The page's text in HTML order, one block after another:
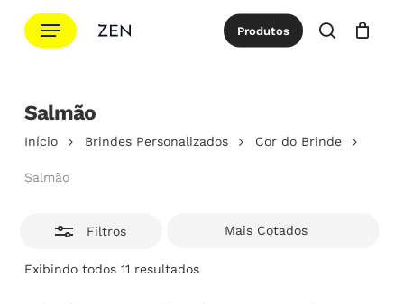
para
principal
Menu Produtos
procurar
Cotação Close
Salmão
Início Brindes Personalizados Cor do Brinde
Salmão
Filtros
Exibindo todos 11 resultadosClassificado